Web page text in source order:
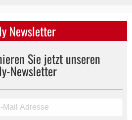
Newsletter
Sie jetzt unseren
Newsletter